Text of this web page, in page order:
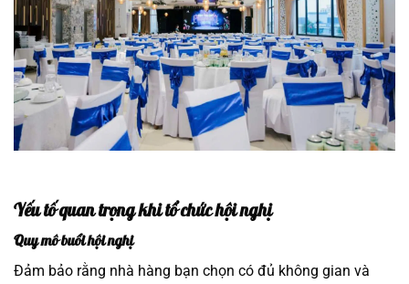
Yếu tố quan trọng khi tổ chức hội nghị
Quy mô buổi hội nghị
Đảm bảo rằng nhà hàng bạn chọn có đủ không gian và